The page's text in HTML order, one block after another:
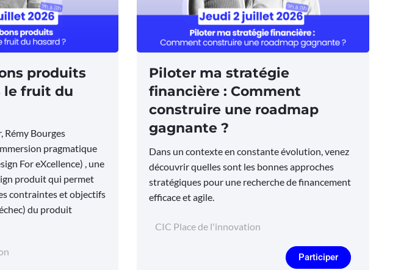
produits
le fruit du
Rémy Bourges
pragmatique
For eXcellence) , une
produit qui permet
contraintes et objectifs
du produit
Piloter ma stratégie
financière : Comment
construire une roadmap
gagnante ?
Dans un contexte en constante évolution, venez
découvrir quelles sont les bonnes approches
stratégiques pour une recherche de financement
efficace et agile.
CIC Place de l'innovation
Participer